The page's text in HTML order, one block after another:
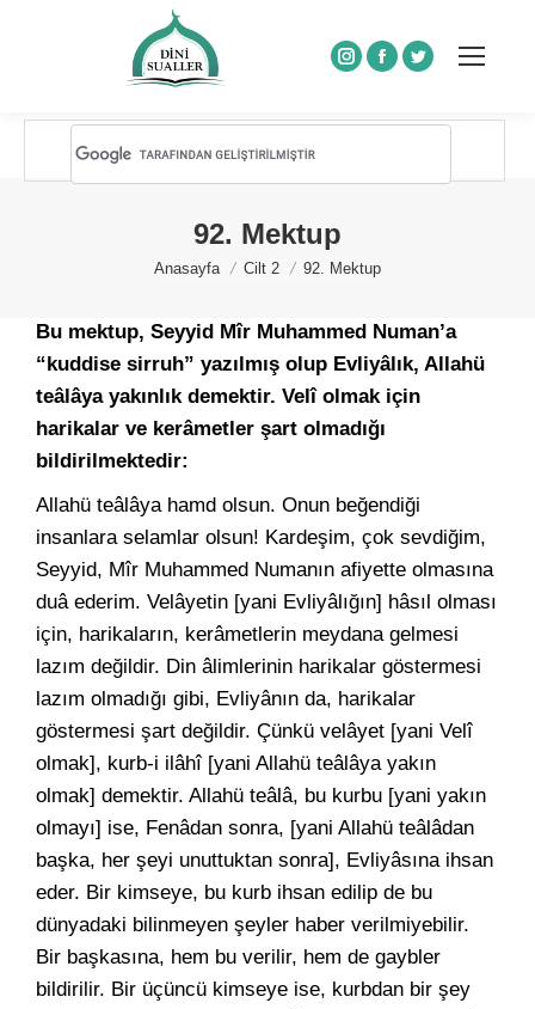
Instagram
Facebook
Twitter
92. Mektup
You are here:
Anasayfa Cilt 2 92. Mektup
Bu mektup, Seyyid Mîr Muhammed Numan’a
“kuddise sirruh” yazılmış olup Evliyâlık, Allahü
teâlâya yakınlık demektir. Velî olmak için
harikalar ve kerâmetler şart olmadığı
bildirilmektedir:
Allahü teâlâya hamd olsun. Onun beğendiği
insanlara selamlar olsun! Kardeşim, çok sevdiğim,
Seyyid, Mîr Muhammed Numanın afiyette olmasına
duâ ederim. Velâyetin [yani Evliyâlığın] hâsıl olması
için, harikaların, kerâmetlerin meydana gelmesi
lazım değildir. Din âlimlerinin harikalar göstermesi
lazım olmadığı gibi, Evliyânın da, harikalar
göstermesi şart değildir. Çünkü velâyet [yani Velî
olmak], kurb-i ilâhî [yani Allahü teâlâya yakın
olmak] demektir. Allahü teâlâ, bu kurbu [yani yakın
olmayı] ise, Fenâdan sonra, [yani Allahü teâlâdan
başka, her şeyi unuttuktan sonra], Evliyâsına ihsan
eder. Bir kimseye, bu kurb ihsan edilip de bu
dünyadaki bilinmeyen şeyler haber verilmiyebilir.
Bir başkasına, hem bu verilir, hem de gaybler
bildirilir. Bir üçüncü kimseye ise, kurbdan bir şey